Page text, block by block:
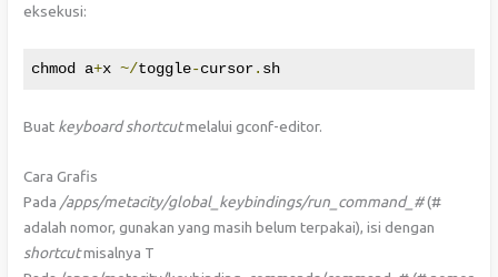
eksekusi:
chmod a+x ~/toggle-cursor. sh
Buat keyboard shortcutmelalui gconf-editor.
Cara Grafis
Pada /apps/metacity/global_keybindings/run_command_#(#
adalah nomor, gunakan yang masih belum terpakai), isi dengan
shortcutmisalnya T